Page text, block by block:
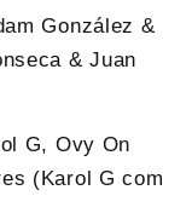
González &
& Juan
G, Ovy On
(Karol G com